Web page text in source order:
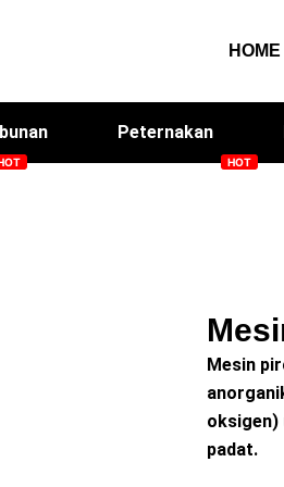
HOME
Peternakan
Mesin
oksigen)
padat.